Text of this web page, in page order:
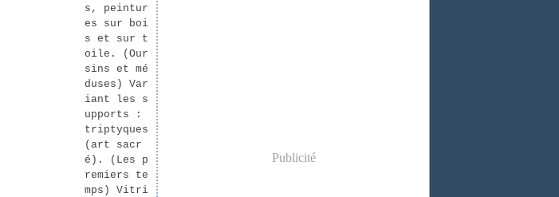
s, peintur
es sur boi
s et sur t
oile. (Our
sins et mé
duses) Var
iant les s
upports :
triptyques
(art sacr
é). (Les p
remiers te
mps) Vitri
Publicité